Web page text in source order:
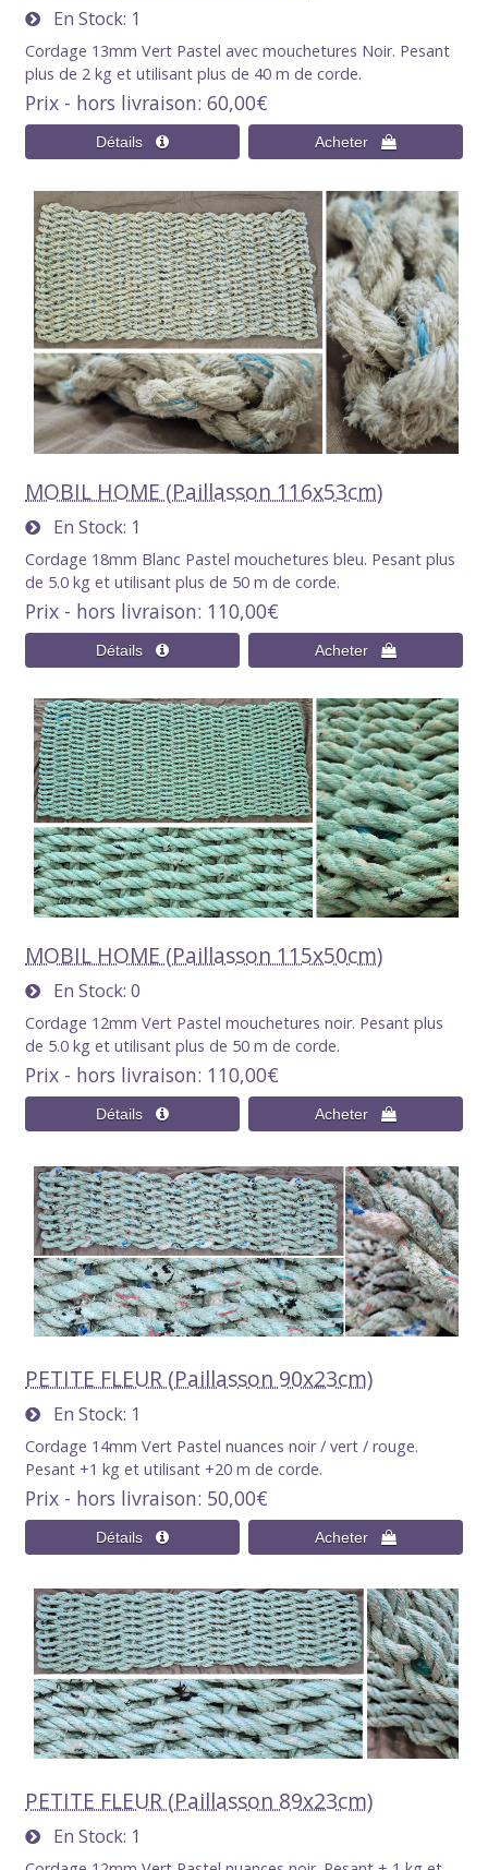
En Stock 1
Cordage 13mm Vert Pastel avec mouchetures Noir. Pesant
plus de 2 kg et utilisant plus de 40 m de corde.
Prix - hors livraison 60,00€
MOBIL HOME (Paillasson 116x53cm)
En Stock 1
Cordage 18mm Blanc Pastel mouchetures bleu. Pesant plus
de 5.0 kg et utilisant plus de 50 m de corde.
Prix - hors livraison 110,00€
MOBIL HOME (Paillasson 115x50cm)
En Stock 0
Cordage 12mm Vert Pastel mouchetures noir. Pesant plus
de 5.0 kg et utilisant plus de 50 m de corde.
Prix - hors livraison 110,00€
PETITE FLEUR (Paillasson 90x23cm)
En Stock 1
Cordage 14mm Vert Pastel nuances noir / vert / rouge.
Pesant +1 kg et utilisant +20 m de corde.
Prix - hors livraison 50,00€
PETITE FLEUR (Paillasson 89x23cm)
En Stock 1